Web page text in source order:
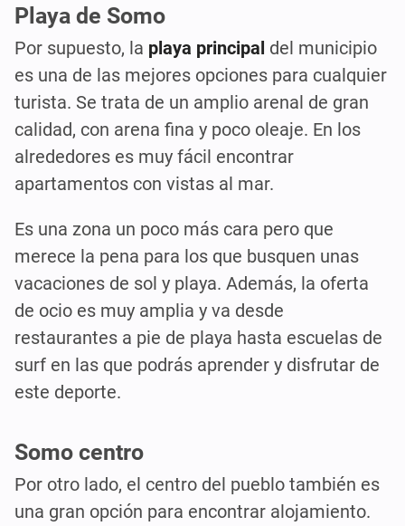
Playa de Somo
Por supuesto, la playa principal del municipio
es una de las mejores opciones para cualquier
turista. Se trata de un amplio arenal de gran
calidad, con arena fina y poco oleaje. En los
alrededores es muy fácil encontrar
apartamentos con vistas al mar.
Es una zona un poco más cara pero que
merece la pena para los que busquen unas
vacaciones de sol y playa. Además, la oferta
de ocio es muy amplia y va desde
restaurantes a pie de playa hasta escuelas de
surf en las que podrás aprender y disfrutar de
este deporte.
Somo centro
Por otro lado, el centro del pueblo también es
una gran opción para encontrar alojamiento.